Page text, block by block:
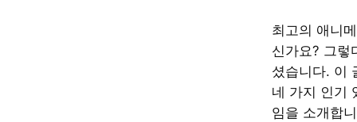
최고의 애니
신가요? 그렇
셨습니다. 이
네 가지 인기
임을 소개합